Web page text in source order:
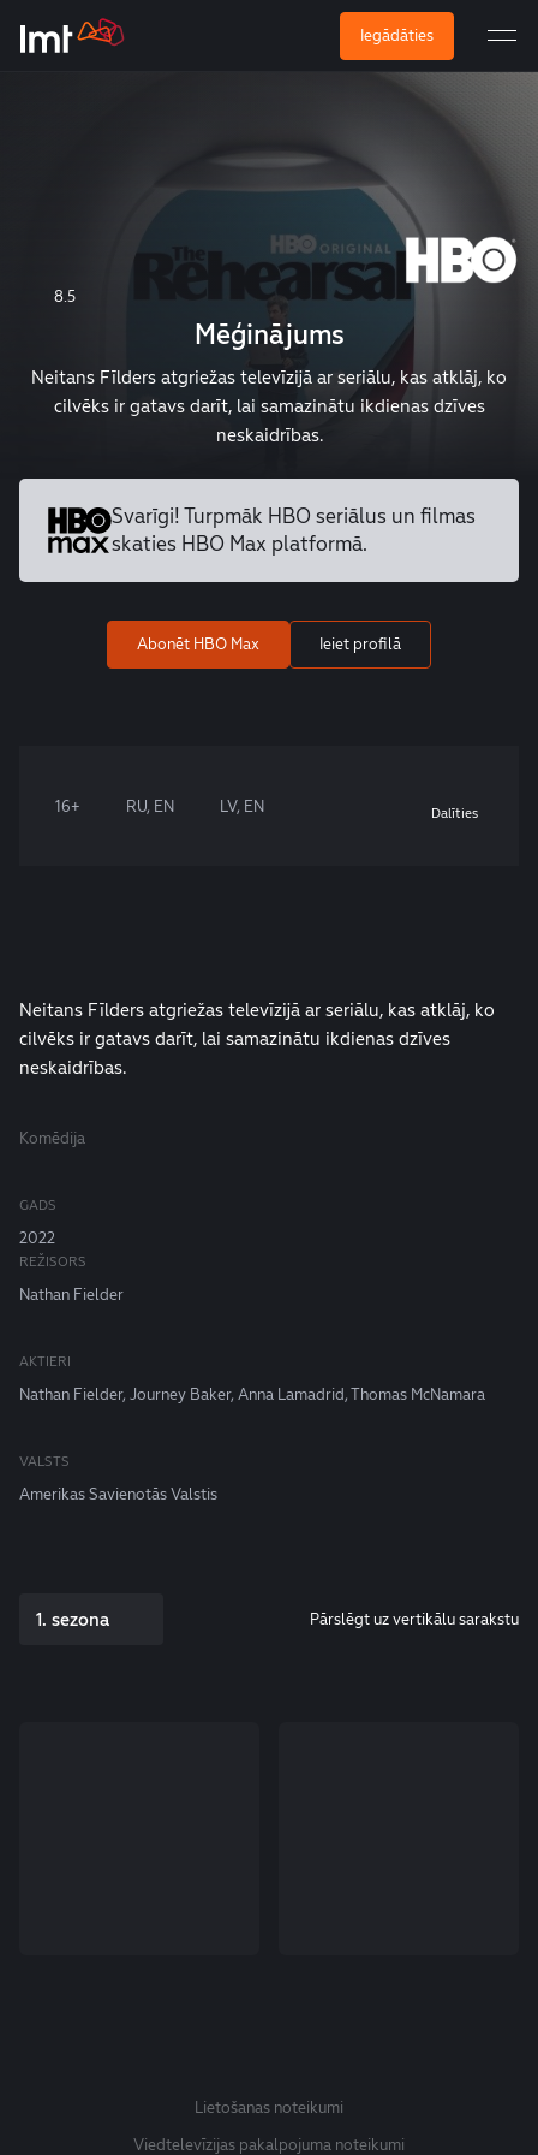
Iegādāties
8.5
Mēģinājums
Neitans Fīlders atgriežas televīzijā ar seriālu, kas atklāj, ko
cilvēks ir gatavs darīt, lai samazinātu ikdienas dzīves
neskaidrības.
Svarīgi! Turpmāk HBO seriālus un filmas
skaties HBO Max platformā.
Abonēt HBO Max Ieiet profilā
16+ RU, EN LV, EN Dalīties
Neitans Fīlders atgriežas televīzijā ar seriālu, kas atklāj, ko
cilvēks ir gatavs darīt, lai samazinātu ikdienas dzīves
neskaidrības.
Komēdija
GADS
2022
REŽISORS
Nathan Fielder
AKTIERI
Nathan Fielder, Journey Baker, Anna Lamadrid, Thomas McNamara
VALSTS
Amerikas Savienotās Valstis
1. sezona Pārslēgt uz vertikālu sarakstu
Lietošanas noteikumi
Viedtelevīzijas pakalpojuma noteikumi